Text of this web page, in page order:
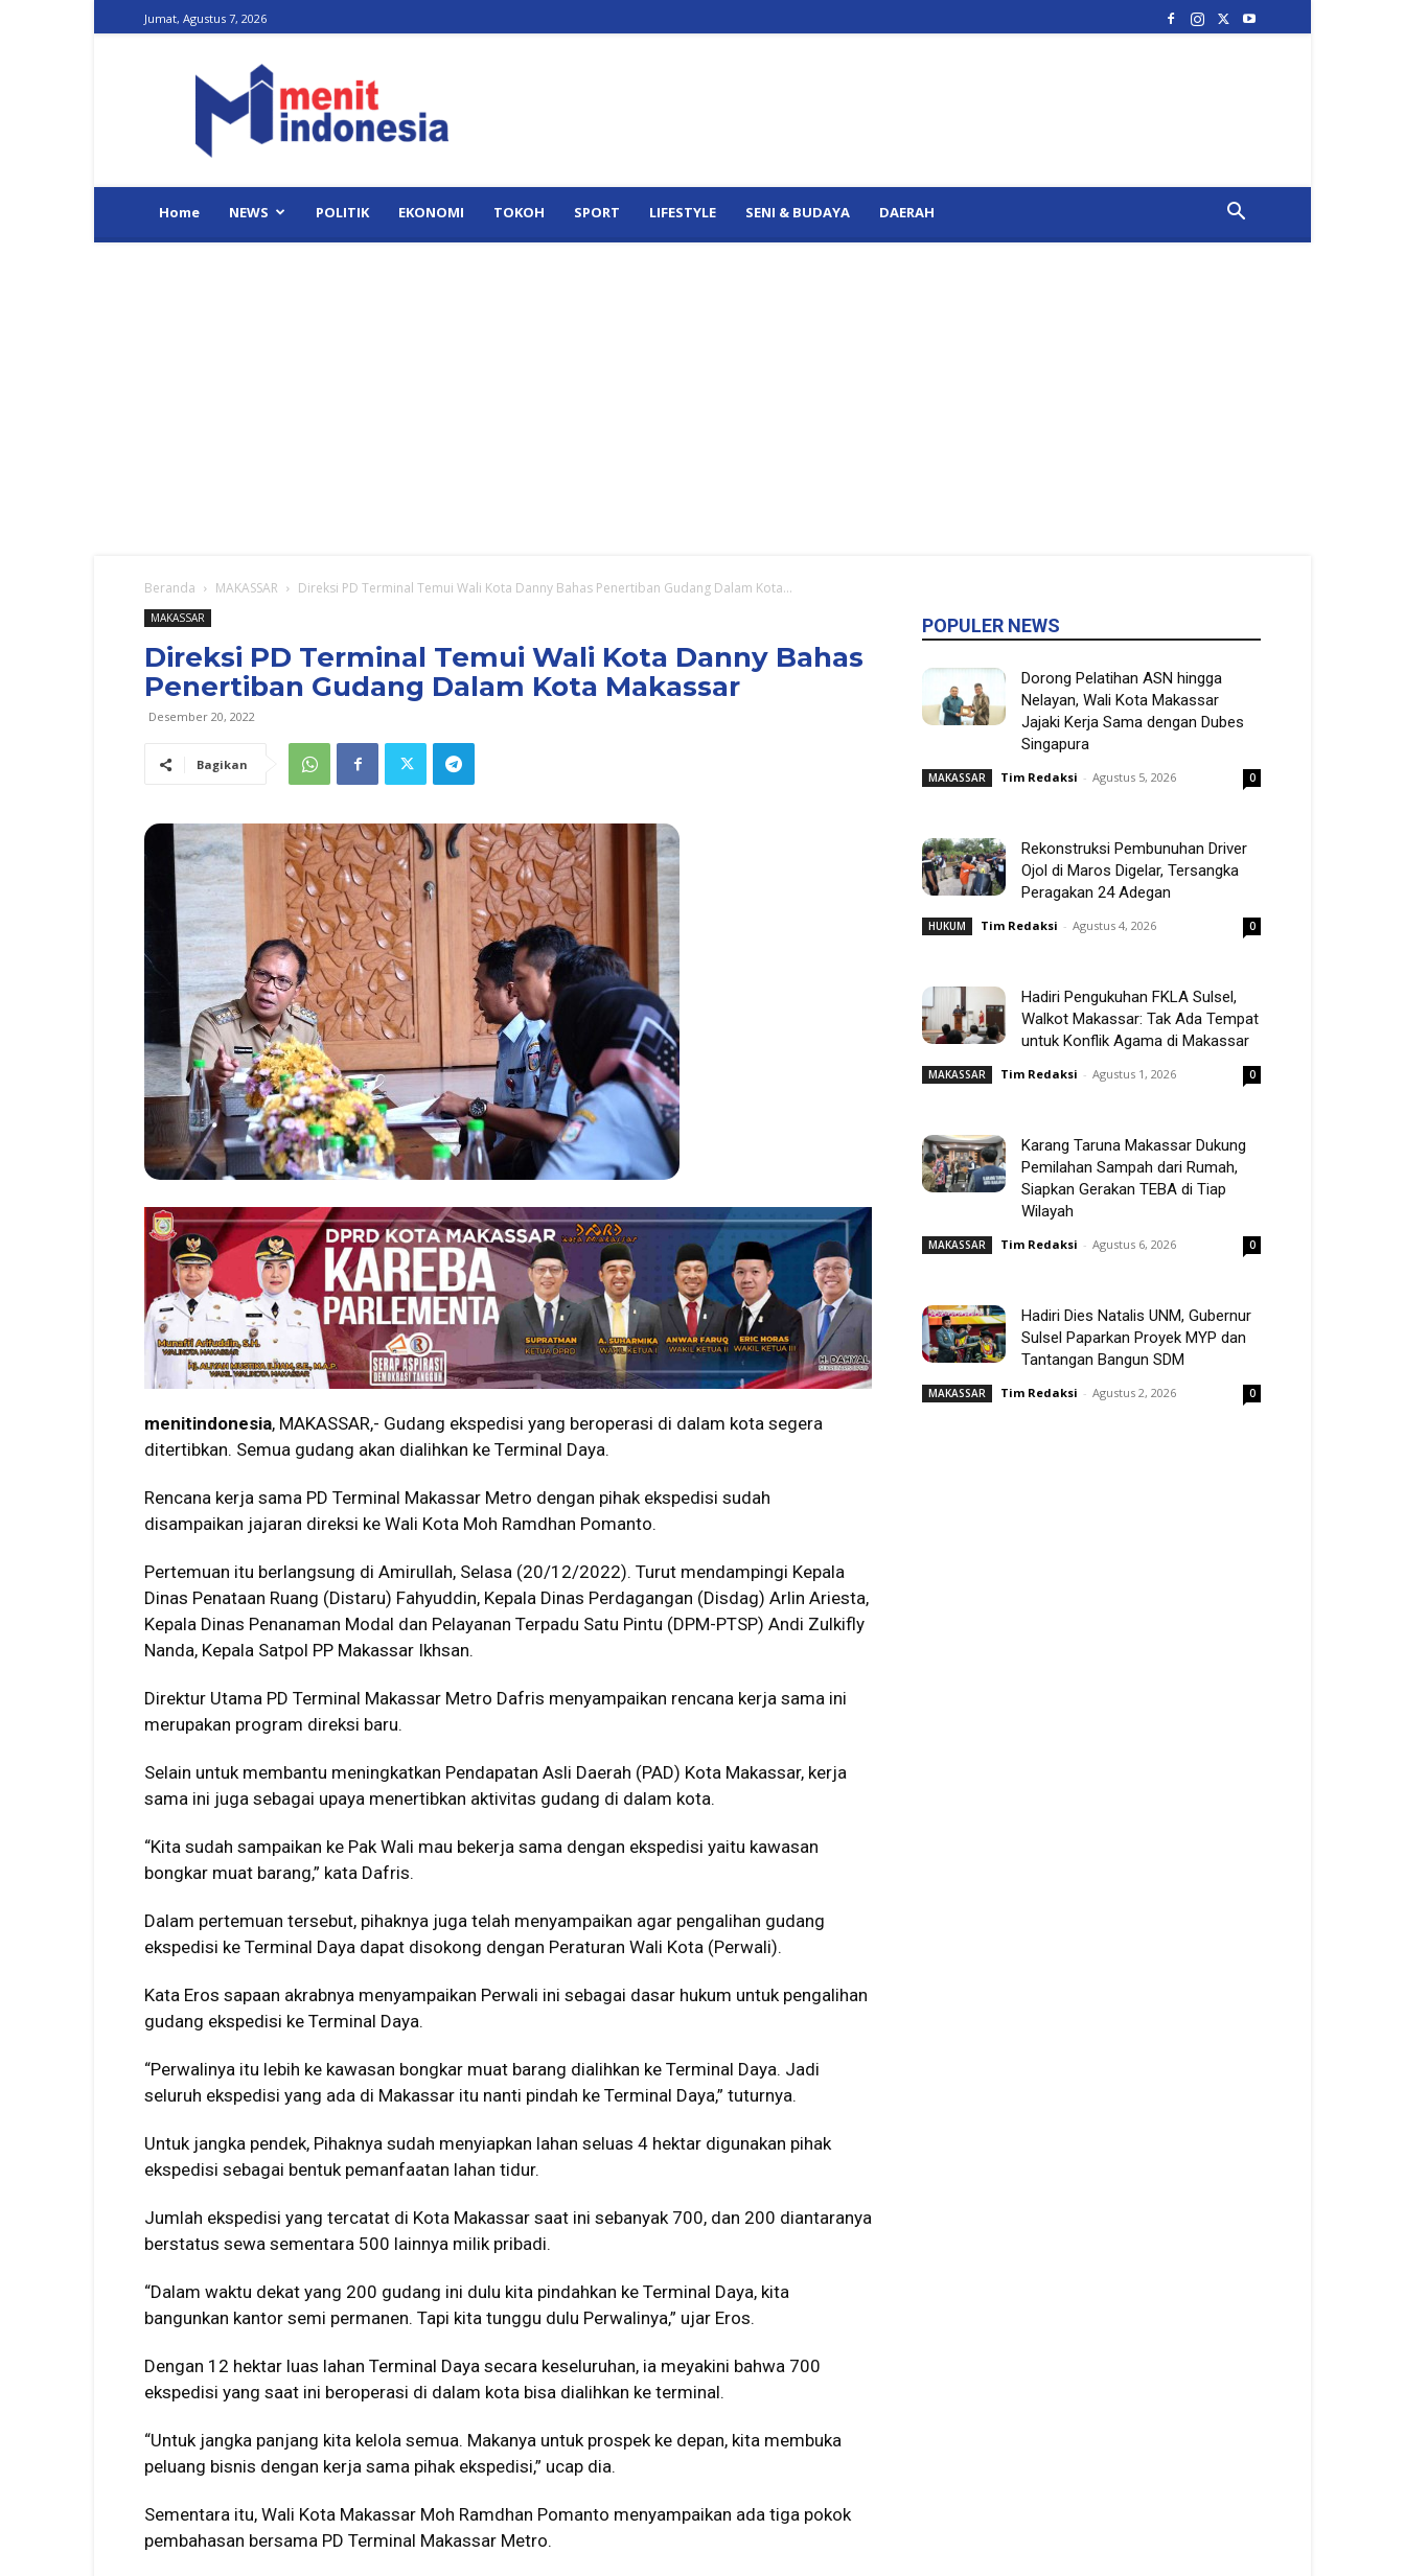
Jumat, Agustus 7, 2026
Indonesia
Home NEWS POLITIK EKONOMI TOKOH SPORT LIFESTYLE SENI & BUDAYA DAERAH
Beranda MAKASSAR Direksi PD Terminal Temui Wali Kota Danny Bahas Penertiban Gudang Dalam Kota...
MAKASSAR
Direksi PD Terminal Temui Wali Kota Danny Bahas
Penertiban Gudang Dalam Kota Makassar
Desember 20, 2022
Bagikan
menitindonesia, MAKASSAR,- Gudang ekspedisi yang beroperasi di dalam kota segera
ditertibkan. Semua gudang akan dialihkan ke Terminal Daya.
Rencana kerja sama PD Terminal Makassar Metro dengan pihak ekspedisi sudah
disampaikan jajaran direksi ke Wali Kota Moh Ramdhan Pomanto.
Pertemuan itu berlangsung di Amirullah, Selasa (20/12/2022). Turut mendampingi Kepala
Dinas Penataan Ruang (Distaru) Fahyuddin, Kepala Dinas Perdagangan (Disdag) Arlin Ariesta,
Kepala Dinas Penanaman Modal dan Pelayanan Terpadu Satu Pintu (DPM-PTSP) Andi Zulkifly
Nanda, Kepala Satpol PP Makassar Ikhsan.
Direktur Utama PD Terminal Makassar Metro Dafris menyampaikan rencana kerja sama ini
merupakan program direksi baru.
Selain untuk membantu meningkatkan Pendapatan Asli Daerah (PAD) Kota Makassar, kerja
sama ini juga sebagai upaya menertibkan aktivitas gudang di dalam kota.
“Kita sudah sampaikan ke Pak Wali mau bekerja sama dengan ekspedisi yaitu kawasan
bongkar muat barang,” kata Dafris.
Dalam pertemuan tersebut, pihaknya juga telah menyampaikan agar pengalihan gudang
ekspedisi ke Terminal Daya dapat disokong dengan Peraturan Wali Kota (Perwali).
Kata Eros sapaan akrabnya menyampaikan Perwali ini sebagai dasar hukum untuk pengalihan
gudang ekspedisi ke Terminal Daya.
“Perwalinya itu lebih ke kawasan bongkar muat barang dialihkan ke Terminal Daya. Jadi
seluruh ekspedisi yang ada di Makassar itu nanti pindah ke Terminal Daya,” tuturnya.
Untuk jangka pendek, Pihaknya sudah menyiapkan lahan seluas 4 hektar digunakan pihak
ekspedisi sebagai bentuk pemanfaatan lahan tidur.
Jumlah ekspedisi yang tercatat di Kota Makassar saat ini sebanyak 700, dan 200 diantaranya
berstatus sewa sementara 500 lainnya milik pribadi.
“Dalam waktu dekat yang 200 gudang ini dulu kita pindahkan ke Terminal Daya, kita
bangunkan kantor semi permanen. Tapi kita tunggu dulu Perwalinya,” ujar Eros.
Dengan 12 hektar luas lahan Terminal Daya secara keseluruhan, ia meyakini bahwa 700
ekspedisi yang saat ini beroperasi di dalam kota bisa dialihkan ke terminal.
“Untuk jangka panjang kita kelola semua. Makanya untuk prospek ke depan, kita membuka
peluang bisnis dengan kerja sama pihak ekspedisi,” ucap dia.
Sementara itu, Wali Kota Makassar Moh Ramdhan Pomanto menyampaikan ada tiga pokok
pembahasan bersama PD Terminal Makassar Metro.
POPULER NEWS
Dorong Pelatihan ASN hingga
Nelayan, Wali Kota Makassar
Jajaki Kerja Sama dengan Dubes
Singapura
MAKASSAR Tim Redaksi - Agustus 5, 2026 0
Rekonstruksi Pembunuhan Driver
Ojol di Maros Digelar, Tersangka
Peragakan 24 Adegan
HUKUM Tim Redaksi - Agustus 4, 2026 0
Hadiri Pengukuhan FKLA Sulsel,
Walkot Makassar: Tak Ada Tempat
untuk Konflik Agama di Makassar
MAKASSAR Tim Redaksi - Agustus 1, 2026 0
Karang Taruna Makassar Dukung
Pemilahan Sampah dari Rumah,
Siapkan Gerakan TEBA di Tiap
Wilayah
MAKASSAR Tim Redaksi - Agustus 6, 2026 0
Hadiri Dies Natalis UNM, Gubernur
Sulsel Paparkan Proyek MYP dan
Tantangan Bangun SDM
MAKASSAR Tim Redaksi - Agustus 2, 2026 0